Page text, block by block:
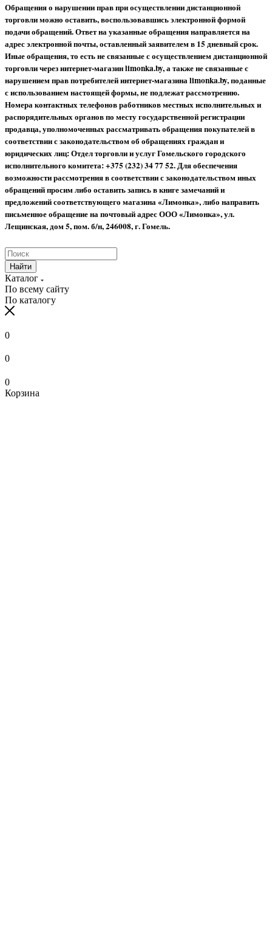
Обращения о нарушении прав при осуществлении дистанционной
торговли можно оставить, воспользовавшись электронной формой
подачи обращений. Ответ на указанные обращения направляется на
адрес электронной почты, оставленный заявителем в 15 дневный срок.
Иные обращения, то есть не связанные с осуществлением дистанционной
торговли через интернет-магазин limonka.by, а также не связанные с
нарушением прав потребителей интернет-магазина limonka.by, поданные
с использованием настоящей формы, не подлежат рассмотрению.
Номера контактных телефонов работников местных исполнительных и
распорядительных органов по месту государственной регистрации
продавца, уполномоченных рассматривать обращения покупателей в
соответствии с законодательством об обращениях граждан и
юридических лиц: Отдел торговли и услуг Гомельского городского
исполнительного комитета: +375 (232) 34 77 52.Для обеспечения
возможности рассмотрения в соответствии с законодательством иных
обращений просим либо оставить запись в книге замечаний и
предложений соответствующего магазина «Лимонка», либо направить
письменное обращение на почтовый адрес ООО «Лимонка», ул.
Лещинская, дом 5, пом. б/н, 246008, г. Гомель.
Найти
Каталог
По всему сайту
По каталогу
0
0
0
Корзина